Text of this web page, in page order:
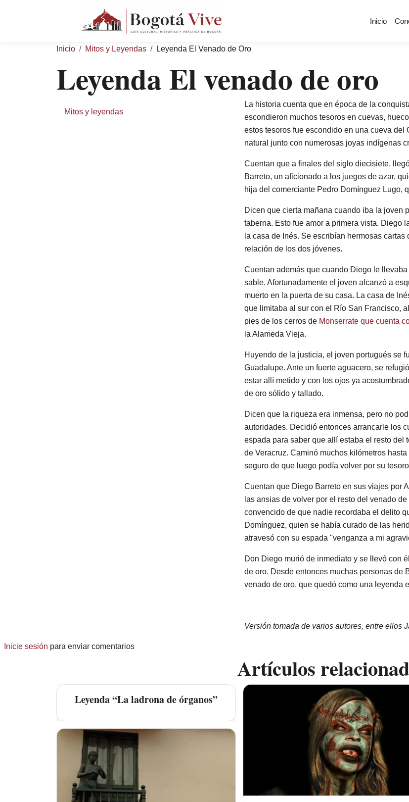
Inicio
Sobrescribir enlaces de ayuda a la
Inicio Mitos y Leyendas Leyenda El Venado de Oro
Leyenda El venado de oro
Mitos y leyendas
La historia cuenta que en época de la
escondieron muchos tesoros en cuevas,
estos tesoros fue escondido en una cueva
natural junto con numerosas joyas indígenas
Cuentan que a finales del siglo diecisiete,
Barreto, un aficionado a los juegos de azar,
hija del comerciante Pedro Domínguez Lugo,
Dicen que cierta mañana cuando iba la joven
taberna. Esto fue amor a primera vista. Diego
la casa de Inés. Se escribían hermosas
relación de los dos jóvenes.
Cuentan además que cuando Diego le
sable. Afortunadamente el joven alcanzó a
muerto en la puerta de su casa. La casa de
que limitaba al sur con el Río San Francisco,
pies de los cerros de Monserrate que cuenta
la Alameda Vieja.
Huyendo de la justicia, el joven portugués se
Guadalupe. Ante un fuerte aguacero, se
estar allí metido y con los ojos ya
de oro sólido y tallado.
Dicen que la riqueza era inmensa, pero no
autoridades. Decidió entonces arrancarle los
espada para saber que allí estaba el resto
de Veracruz. Caminó muchos kilómetros
seguro de que luego podía volver por su
Cuentan que Diego Barreto en sus viajes por
las ansias de volver por el resto del venado
convencido de que nadie recordaba el delito
Domínguez, quien se había curado de las
atravesó con su espada "venganza a mi
Don Diego murió de inmediato y se llevó con
de oro. Desde entonces muchas personas de
venado de oro, que quedó como una leyenda
Versión tomada de varios autores, entre ellos
Inicie sesión para enviar comentarios
Artículos
Leyenda “La ladrona de órganos”